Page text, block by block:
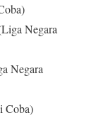
Negara
Negara
Coba)